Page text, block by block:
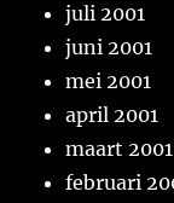
juli 2001
juni 2001
mei 2001
april 2001
maart 2001
februari